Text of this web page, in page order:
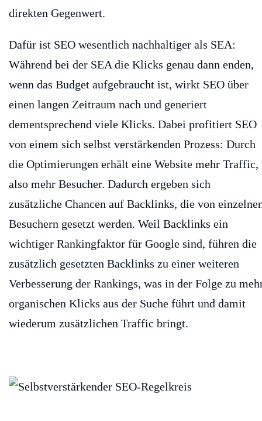
direkten Gegenwert.
Dafür ist SEO wesentlich nachhaltiger als SEA:
Während bei der SEA die Klicks genau dann enden,
wenn das Budget aufgebraucht ist, wirkt SEO über
einen langen Zeitraum nach und generiert
dementsprechend viele Klicks. Dabei profitiert SEO
von einem sich selbst verstärkenden Prozess: Durch
die Optimierungen erhält eine Website mehr Traffic,
also mehr Besucher. Dadurch ergeben sich
zusätzliche Chancen auf Backlinks, die von
Besuchern gesetzt werden. Weil Backlinks ein
wichtiger Rankingfaktor für Google sind, führen die
zusätzlich gesetzten Backlinks zu einer weiteren
Verbesserung der Rankings, was in der Folge zu
organischen Klicks aus der Suche führt und damit
wiederum zusätzlichen Traffic bringt.